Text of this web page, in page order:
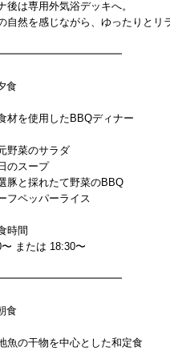
後は専用外気浴デッキへ。
自然を感じながら、ゆったりとリ
食
材を使用したBBQディナー
野菜のサラダ
のスープ
豚と採れたて野菜のBBQ
フペッパーライス
時間
〜 または 18:30〜
食
魚の干物を中心とした和定食